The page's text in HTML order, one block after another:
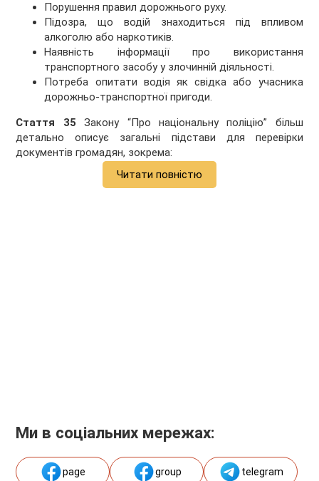
Порушення правил дорожнього руху.
Підозра, що водій знаходиться під впливом
алкоголю або наркотиків.
Наявність інформації про використання
транспортного засобу у злочинній діяльності.
Потреба опитати водія як свідка або учасника
дорожньо-транспортної пригоди.
Стаття 35 Закону “Про національну поліцію” більш
детально описує загальні підстави для перевірки
документів громадян, зокрема:
Читати повністю
Ми в соціальних мережах:
page group telegram